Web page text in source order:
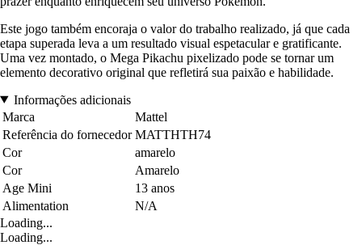
Este jogo também encoraja o valor do trabalho realizado, já que cada
etapa superada leva a um resultado visual espetacular e gratificante.
Uma vez montado, o Mega Pikachu pixelizado pode se tornar um
elemento decorativo original que refletirá sua paixão e habilidade.
Informações adicionais
Marca
Mattel
Referência do fornecedor MATTHTH74
Cor
amarelo
Cor
Amarelo
Age Mini
13 anos
Alimentation
N/A
Loading...
Loading...